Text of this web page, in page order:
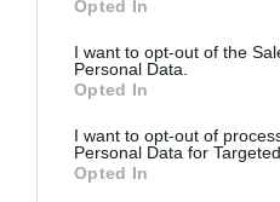
Opted In
I want to opt-out of the
Personal Data.
Opted In
I want to opt-out of
Personal Data for
Opted In
che afferma che la
incompatibile con quella
deve essere disapplicata